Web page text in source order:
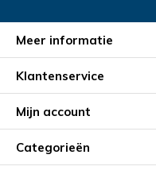
Meer informatie
Klantenservice
Mijn account
Categorieën